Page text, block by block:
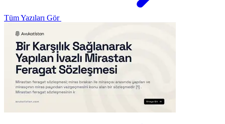
Tüm Yazıları Gör